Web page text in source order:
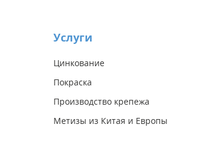
Услуги
Цинкование
Покраска
Производство крепежа
Метизы из Китая и Европы